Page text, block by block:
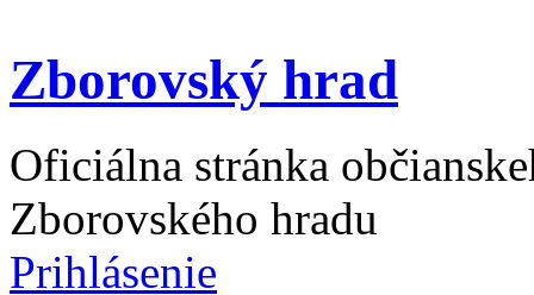
Zborovský hrad
Oficiálna stránka
Zborovského hradu
Prihlásenie